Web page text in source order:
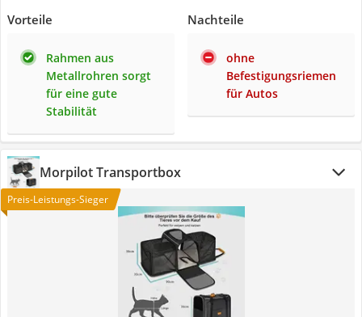
Vorteile
Rahmen aus
Metallrohren sorgt
für eine gute
Stabilität
Nachteile
ohne
Befestigungsriemen
für Autos
Morpilot Transportbox
Preis-Leistungs-Sieger